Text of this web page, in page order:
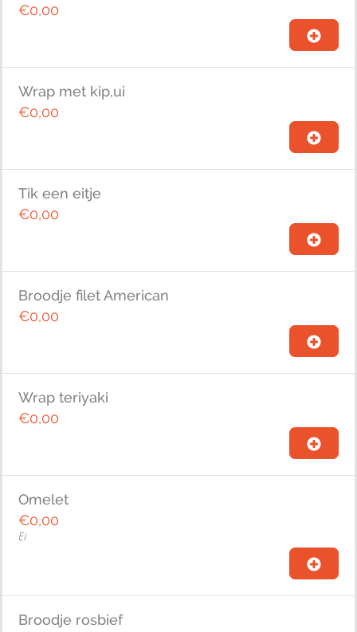
€0,00
Wrap met kip,ui
€0,00
Tik een eitje
€0,00
Broodje filet American
€0,00
Wrap teriyaki
€0,00
Omelet
€0,00
Ei
Broodje rosbief